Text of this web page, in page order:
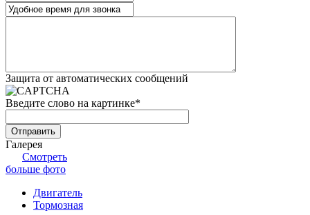
Защита от автоматических сообщений
Введите слово на картинке*
Галерея
Смотреть
больше фото
Двигатель
Тормозная